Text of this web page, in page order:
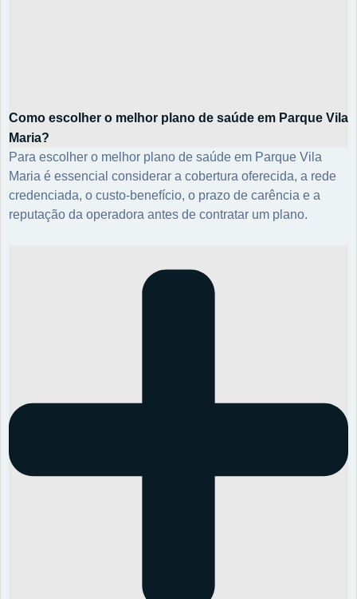
Como escolher o melhor plano de saúde em Parque Vila
Maria?
Para escolher o melhor plano de saúde em Parque Vila
Maria é essencial considerar a cobertura oferecida, a rede
credenciada, o custo-benefício, o prazo de carência e a
reputação da operadora antes de contratar um plano.